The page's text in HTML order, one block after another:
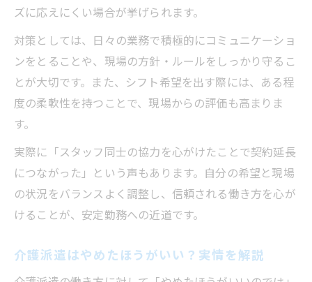
ズに応えにくい場合が挙げられます。
対策としては、日々の業務で積極的にコミュニケーショ
ンをとることや、現場の方針・ルールをしっかり守るこ
とが大切です。また、シフト希望を出す際には、ある程
度の柔軟性を持つことで、現場からの評価も高まりま
す。
実際に「スタッフ同士の協力を心がけたことで契約延長
につながった」という声もあります。自分の希望と現場
の状況をバランスよく調整し、信頼される働き方を心が
けることが、安定勤務への近道です。
介護派遣はやめたほうがいい？実情を解説